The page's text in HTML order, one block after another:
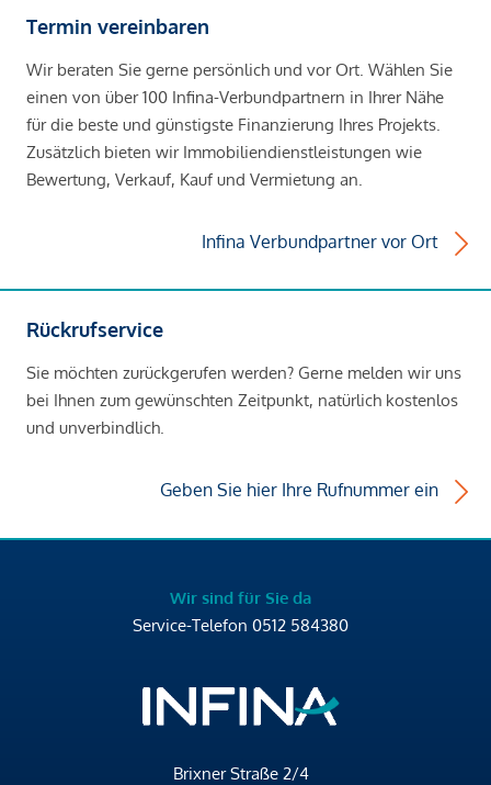
Termin vereinbaren
Wir beraten Sie gerne persönlich und vor Ort. Wählen Sie
einen von über 100 Infina-Verbundpartnern in Ihrer Nähe
für die beste und günstigste Finanzierung Ihres Projekts.
Zusätzlich bieten wir Immobiliendienstleistungen wie
Bewertung, Verkauf, Kauf und Vermietung an.
Infina Verbundpartner vor Ort
Rückrufservice
Sie möchten zurückgerufen werden? Gerne melden wir uns
bei Ihnen zum gewünschten Zeitpunkt, natürlich kostenlos
und unverbindlich.
Geben Sie hier Ihre Rufnummer ein
Wir sind für Sie da
Service-Telefon 0512 584380
Brixner Straße 2/4